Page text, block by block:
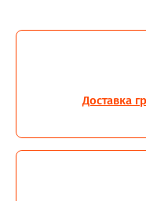
Доставка